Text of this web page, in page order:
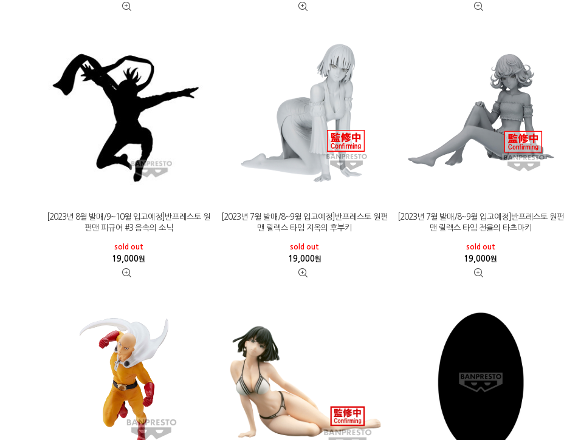
[2023년 8월 발매/9~10월 입고예정]반프레스토 원
펀맨 피규어 #3 음속의 소닉
sold out
19,000원
[2023년 7월 발매/8~9월 입고예정]반프레스토 원펀
맨 릴렉스 타임 지옥의 후부키
sold out
19,000원
[2023년 7월 발매/8~9월 입고예정]반프레스토 원펀
맨 릴렉스 타임 전율의 타츠마키
sold out
19,000원